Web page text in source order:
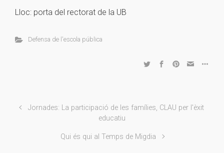
Lloc: porta del rectorat de la UB
Defensa de l'escola pública
Jornades: La participació de les famílies, CLAU per l'èxit
educatiu
Qui és qui al Temps de Migdia